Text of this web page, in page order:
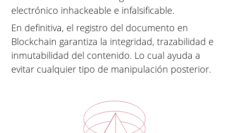
electrónico inhackeable e infalsificable.
En definitiva, el registro del documento en
Blockchain garantiza la integridad, trazabilidad e
inmutabilidad del contenido. Lo cual ayuda a
evitar cualquier tipo de manipulación posterior.